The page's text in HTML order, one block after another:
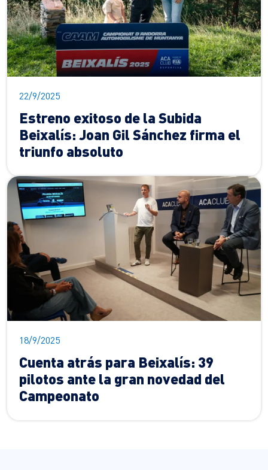
22/9/2025
Estreno exitoso de la Subida
Beixalís: Joan Gil Sánchez firma el
triunfo absoluto
18/9/2025
Cuenta atrás para Beixalís: 39
pilotos ante la gran novedad del
Campeonato